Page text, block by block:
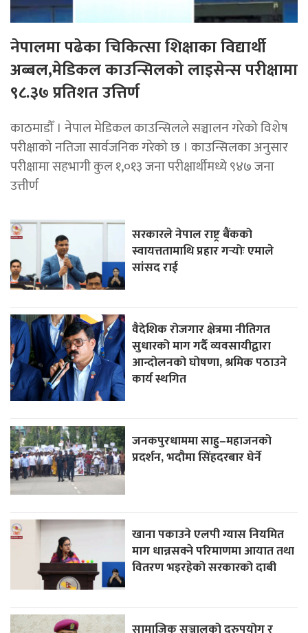
नेपालमा पढेका चिकित्सा शिक्षाका विद्यार्थी
अब्बल,मेडिकल काउन्सिलको लाइसेन्स परीक्षामा
९८.३७ प्रतिशत उत्तिर्ण
काठमाडौँ । नेपाल मेडिकल काउन्सिलले सञ्चालन गरेको विशेष
परीक्षाको नतिजा सार्वजनिक गरेको छ । काउन्सिलका अनुसार
परीक्षामा सहभागी कुल १,०१३ जना परीक्षार्थीमध्ये ९४७ जना
उत्तीर्ण
सरकारले नेपाल राष्ट्र बैंकको
स्वायत्ततामाथि प्रहार गर्‍योः एमाले
सांसद राई
वैदेशिक रोजगार क्षेत्रमा नीतिगत
सुधारको माग गर्दै व्यवसायीद्वारा
आन्दोलनको घोषणा, श्रमिक पठाउने
कार्य स्थगित
जनकपुरधाममा साहु–महाजनको
प्रदर्शन, भदौमा सिंहदरबार घेर्ने
खाना पकाउने एलपी ग्यास नियमित
माग धान्नसक्ने परिमाणमा आयात तथा
वितरण भइरहेको सरकारको दाबी